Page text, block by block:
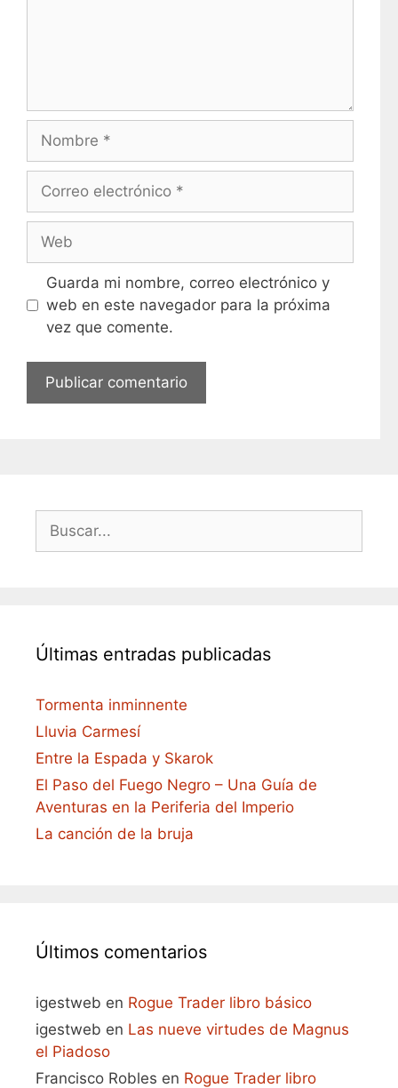
Nombre
Correo
Web
Guarda mi nombre, correo electrónico y
web en este navegador para la próxima
vez que comente.
Últimas entradas publicadas
Tormenta inminnente
Lluvia Carmesí
Entre la Espada y Skarok
El Paso del Fuego Negro – Una Guía de
Aventuras en la Periferia del Imperio
La canción de la bruja
Últimos comentarios
igestweb en Rogue Trader libro básico
igestweb en Las nueve virtudes de Magnus
el Piadoso
Francisco Robles en Rogue Trader libro